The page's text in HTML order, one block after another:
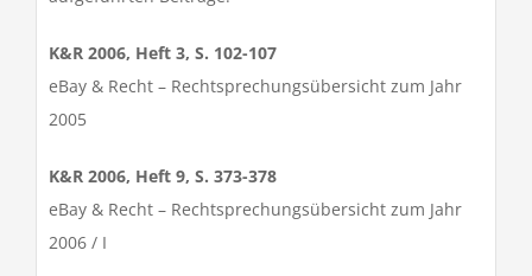
K&R 2006, Heft 3, S. 102-107
eBay & Recht – Rechtsprechungsübersicht zum Jahr
2005
K&R 2006, Heft 9, S. 373-378
eBay & Recht – Rechtsprechungsübersicht zum Jahr
2006 / I